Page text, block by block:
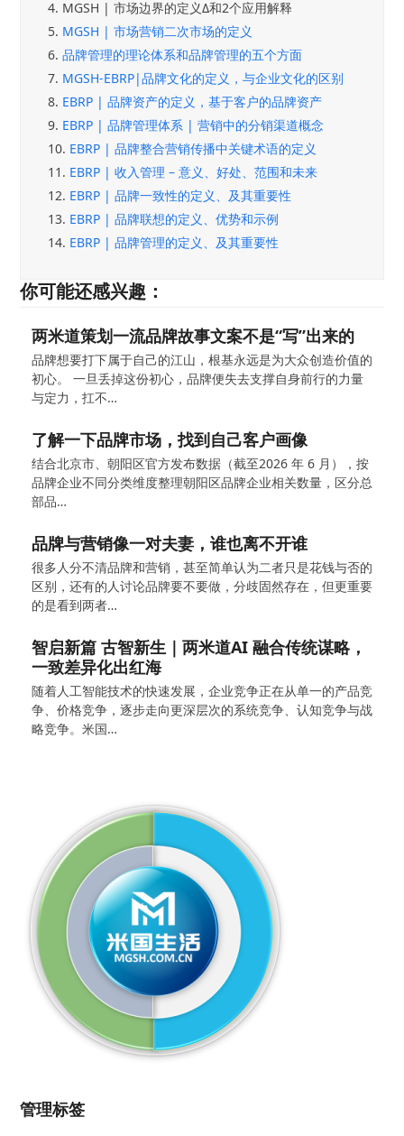
4. MGSH | 市场边界的定义Δ和2个应用解释
5. MGSH | 市场营销二次市场的定义
6. 品牌管理的理论体系和品牌管理的五个方面
7. MGSH-EBRP|品牌文化的定义，与企业文化的区别
8. EBRP | 品牌资产的定义，基于客户的品牌资产
9. EBRP | 品牌管理体系 | 营销中的分销渠道概念
10. EBRP | 品牌整合营销传播中关键术语的定义
11. EBRP | 收入管理 – 意义、好处、范围和未来
12. EBRP | 品牌一致性的定义、及其重要性
13. EBRP | 品牌联想的定义、优势和示例
14. EBRP | 品牌管理的定义、及其重要性
你可能还感兴趣：
两米道策划一流品牌故事文案不是“写”出来的
品牌想要打下属于自己的江山，根基永远是为大众创造价值的
初心。 一旦丢掉这份初心，品牌便失去支撑自身前行的力量
与定力，扛不…
了解一下品牌市场，找到自己客户画像
结合北京市、朝阳区官方发布数据（截至2026 年 6 月），按
品牌企业不同分类维度整理朝阳区品牌企业相关数量，区分总
部品…
品牌与营销像一对夫妻，谁也离不开谁
很多人分不清品牌和营销，甚至简单认为二者只是花钱与否的
区别，还有的人讨论品牌要不要做，分歧固然存在，但更重要
的是看到两者…
智启新篇 古智新生｜两米道AI 融合传统谋略，
一致差异化出红海
随着人工智能技术的快速发展，企业竞争正在从单一的产品竞
争、价格竞争，逐步走向更深层次的系统竞争、认知竞争与战
略竞争。米国…
管理标签